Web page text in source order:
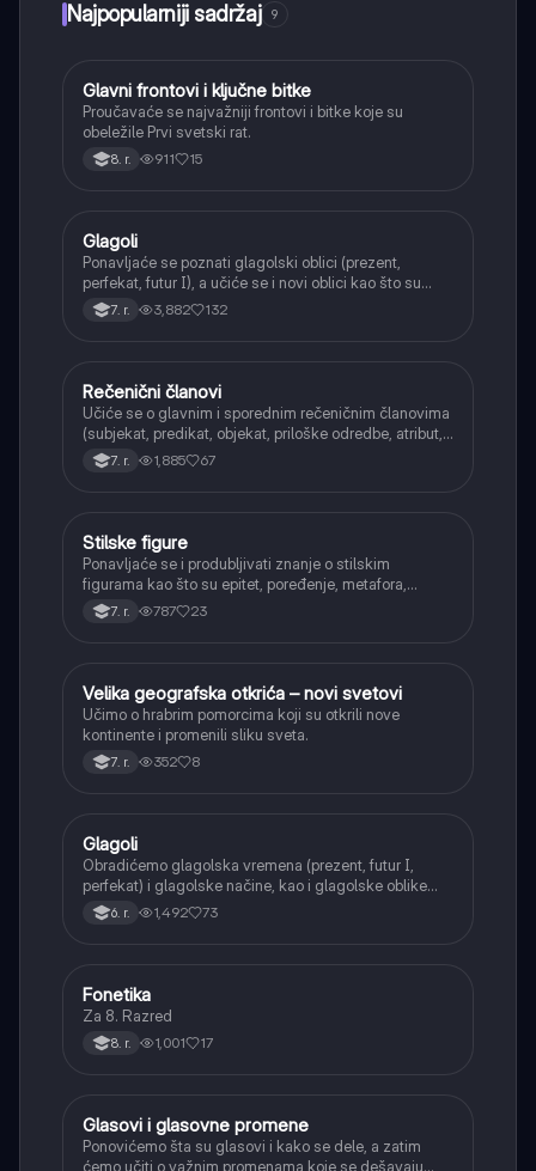
Najpopularniji sadržaj 9
Istorija
Glavni frontovi i ključne bitke
Proučavaće se najvažniji frontovi i bitke koje su
obeležile Prvi svetski rat.
8. r. 911 15
Srpski jezik
Glagoli
Ponavljaće se poznati glagolski oblici (prezent,
perfekat, futur I), a učiće se i novi oblici kao što su
aorist, imperfekat, pluskvamperfekat, futur II, kao i
glagolski prilozi i pridevi.
7. r. 3,882 132
Srpski jezik
Rečenični članovi
Učiće se o glavnim i sporednim rečeničnim članovima
(subjekat, predikat, objekat, priloške odredbe, atribut,
apozicija) i njihovoj funkciji.
7. r. 1,885 67
Srpski jezik
Stilske figure
Ponavljaće se i produbljivati znanje o stilskim
figurama kao što su epitet, poređenje, metafora,
personifikacija, hiperbola, onomatopeja, aliteracija i
asonanca, razumevajući njihovu ulogu u tekstu.
7. r. 787 23
Istorija
Velika geografska otkrića – novi svetovi
Učimo o hrabrim pomorcima koji su otkrili nove
kontinente i promenili sliku sveta.
7. r. 352 8
Srpski jezik
Glagoli
Obradićemo glagolska vremena (prezent, futur I,
perfekat) i glagolske načine, kao i glagolske oblike
(infinitiv, glagolski pridevi i prilozi) i glagolski vid
(svršeni i nesvršeni).
6. r. 1,492 73
Srpski jezik
Fonetika
Za 8. Razred
8. r. 1,001 17
Srpski jezik
Glasovi i glasovne promene
Ponovićemo šta su glasovi i kako se dele, a zatim
ćemo učiti o važnim promenama koje se dešavaju